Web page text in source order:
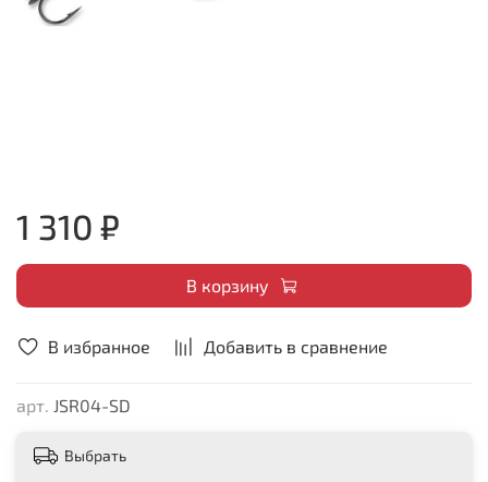
В избранное Добавить в сравнение
арт. JSR04-SD
1 310 ₽
В корзину
Выбрать